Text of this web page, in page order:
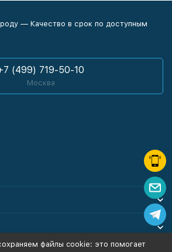
— Качество в срок по доступным
(499) 719-50-10
Москва
файлы cookie: это помогает